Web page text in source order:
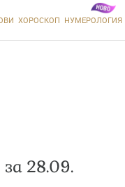
ХОРОСКОП НУМЕРОЛОГИЯ
28.09.